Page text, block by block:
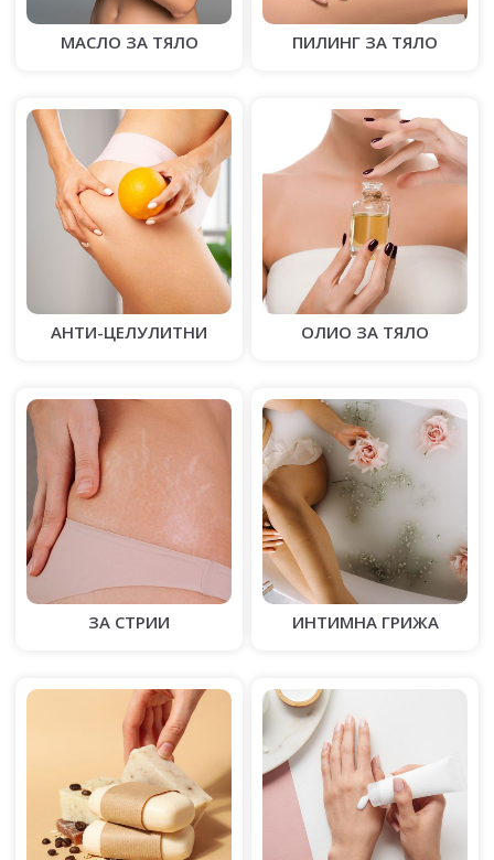
МАСЛО ЗА ТЯЛО ПИЛИНГ ЗА ТЯЛО
АНТИ-ЦЕЛУЛИТНИ ОЛИО ЗА ТЯЛО
ЗА СТРИИ ИНТИМНА ГРИЖА